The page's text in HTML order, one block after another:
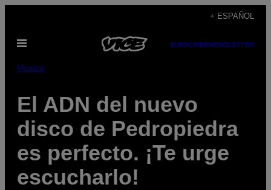
contenido
+ ESPAÑOL
Abrir
SUBSCRIBENEWSLETTER
Música
El ADN del nuevo
disco de Pedropiedra
es perfecto. ¡Te urge
escucharlo!